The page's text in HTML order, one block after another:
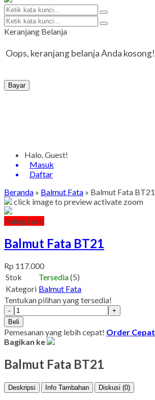
Keranjang Belanja
Oops, keranjang belanja Anda kosong!
Bayar
Halo, Guest!
Masuk
Daftar
Beranda » Balmut Fata » Balmut Fata BT21
click image to previewactivate zoom
Paling Laris
Balmut Fata BT21
Rp 117.000
Stok
Tersedia(5)
Kategori Balmut Fata
Tentukan pilihan yang tersedia!
-
+
Beli
Pemesanan yang lebih cepat! Order Cepat
Bagikan ke
Balmut Fata BT21
Deskripsi Info Tambahan Diskusi (0)